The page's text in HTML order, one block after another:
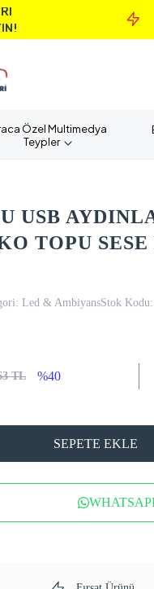
Özel Multimedya
Teypler
USB
TOPU
Led & AmbiyansStok Kodu:
TL %40
SEPETE EKLE